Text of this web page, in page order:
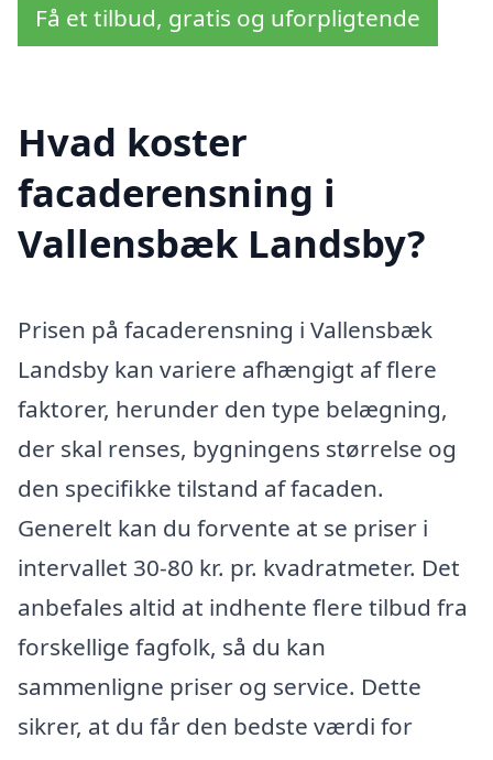
Få et tilbud, gratis og uforpligtende
Hvad koster
facaderensning i
Vallensbæk Landsby?
Prisen på facaderensning i Vallensbæk
Landsby kan variere afhængigt af flere
faktorer, herunder den type belægning,
der skal renses, bygningens størrelse og
den specifikke tilstand af facaden.
Generelt kan du forvente at se priser i
intervallet 30-80 kr. pr. kvadratmeter. Det
anbefales altid at indhente flere tilbud fra
forskellige fagfolk, så du kan
sammenligne priser og service. Dette
sikrer, at du får den bedste værdi for